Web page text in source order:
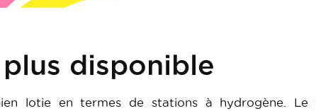
disponible
lotie en termes de stations à hydrogène. Le